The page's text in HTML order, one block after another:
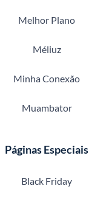
Melhor Plano
Méliuz
Minha Conexão
Muambator
Páginas Especiais
Black Friday